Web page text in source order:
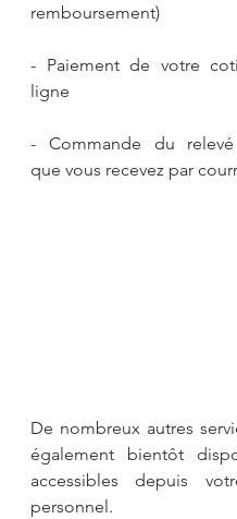
remboursement)
- Paiement de votre
ligne
- Commande du relevé
que vous recevez par
De nombreux autres
également bientôt
accessibles depuis
personnel.